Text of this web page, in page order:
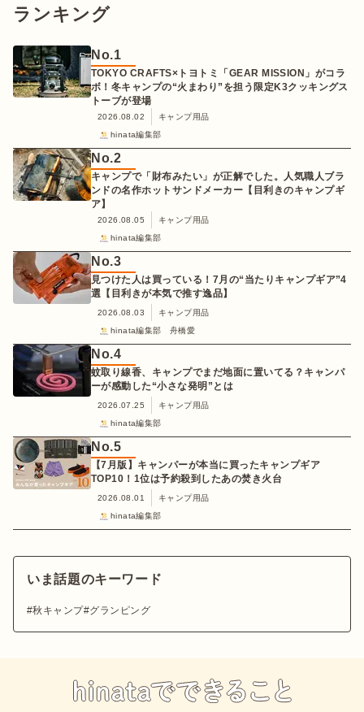
ランキング
No.1
TOKYO CRAFTS×トヨトミ「GEAR MISSION」がコラ
ボ！冬キャンプの“火まわり”を担う限定K3クッキングス
トーブが登場
2026.08.02
キャンプ用品
hinata編集部
No.2
キャンプで「財布みたい」が正解でした。人気職人ブラ
ンドの名作ホットサンドメーカー【目利きのキャンプギ
ア】
2026.08.05
キャンプ用品
hinata編集部
No.3
見つけた人は買っている！7月の“当たりキャンプギア”4
選【目利きが本気で推す逸品】
2026.08.03
キャンプ用品
hinata編集部 舟橋愛
No.4
蚊取り線香、キャンプでまだ地面に置いてる？キャンパ
ーが感動した“小さな発明”とは
2026.07.25
キャンプ用品
hinata編集部
No.5
【7月版】キャンパーが本当に買ったキャンプギア
TOP10！1位は予約殺到したあの焚き火台
2026.08.01
キャンプ用品
hinata編集部
いま話題のキーワード
秋キャンプ グランピング